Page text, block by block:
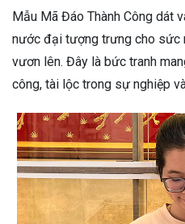
Mẫu Mã Đáo Thành Công dát
nước đại tượng trưng cho sức
vươn lên. Đây là bức tranh
công, tài lộc trong sự nghiệp